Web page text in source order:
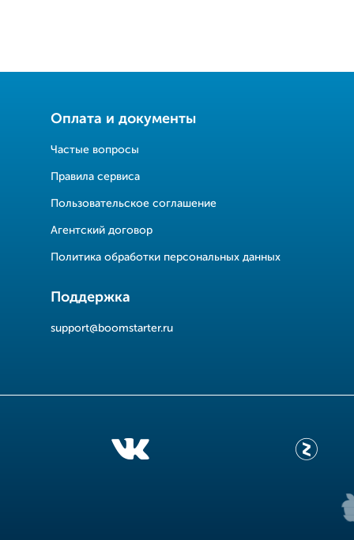
Оплата и документы
Частые вопросы
Правила сервиса
Пользовательское соглашение
Агентский договор
Политика обработки персональных данных
Поддержка
support@boomstarter.ru